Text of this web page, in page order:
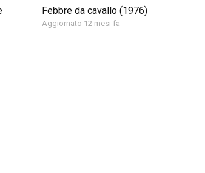
Febbre da cavallo (1976)
Aggiornato 12 mesi fa